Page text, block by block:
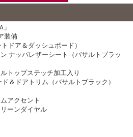
装備
ドア＆ダッシュボード）
ナッパレザーシート（バサルトブラッ
トップステッチ加工入り
＆ドアトリム（バサルトブラック）
アクセント
ーンダイヤル